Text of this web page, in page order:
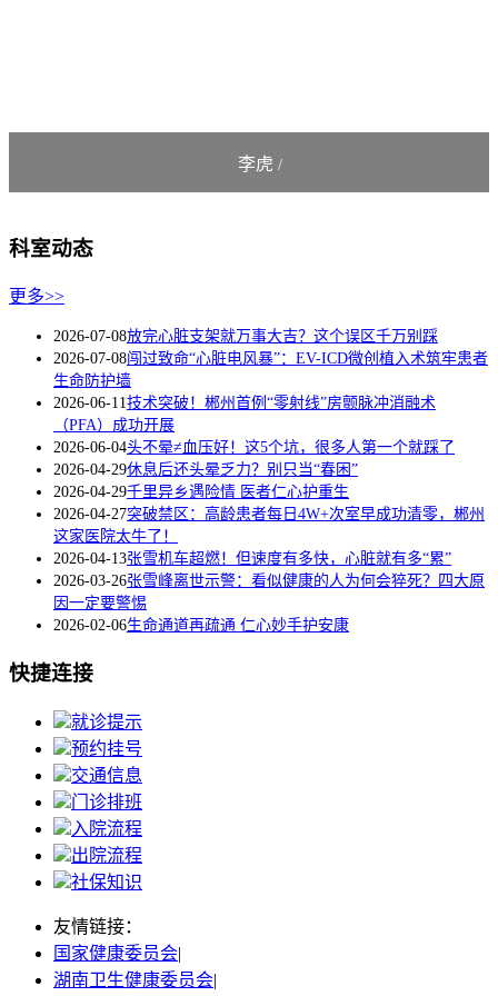
李虎 /
科室动态
更多>>
2026-07-08放完心脏支架就万事大吉？这个误区千万别踩
2026-07-08闯过致命“心脏电风暴”：EV-ICD微创植入术筑牢患者
生命防护墙
2026-06-11技术突破！郴州首例“零射线”房颤脉冲消融术
（PFA）成功开展
2026-06-04头不晕≠血压好！这5个坑，很多人第一个就踩了
2026-04-29休息后还头晕乏力？别只当“春困”
2026-04-29千里异乡遇险情 医者仁心护重生
2026-04-27突破禁区：高龄患者每日4W+次室早成功清零，郴州
这家医院太牛了！
2026-04-13张雪机车超燃！但速度有多快，心脏就有多“累”
2026-03-26张雪峰离世示警：看似健康的人为何会猝死？四大原
因一定要警惕
2026-02-06生命通道再疏通 仁心妙手护安康
快捷连接
就诊提示
预约挂号
交通信息
门诊排班
入院流程
出院流程
社保知识
友情链接：
国家健康委员会|
湖南卫生健康委员会|